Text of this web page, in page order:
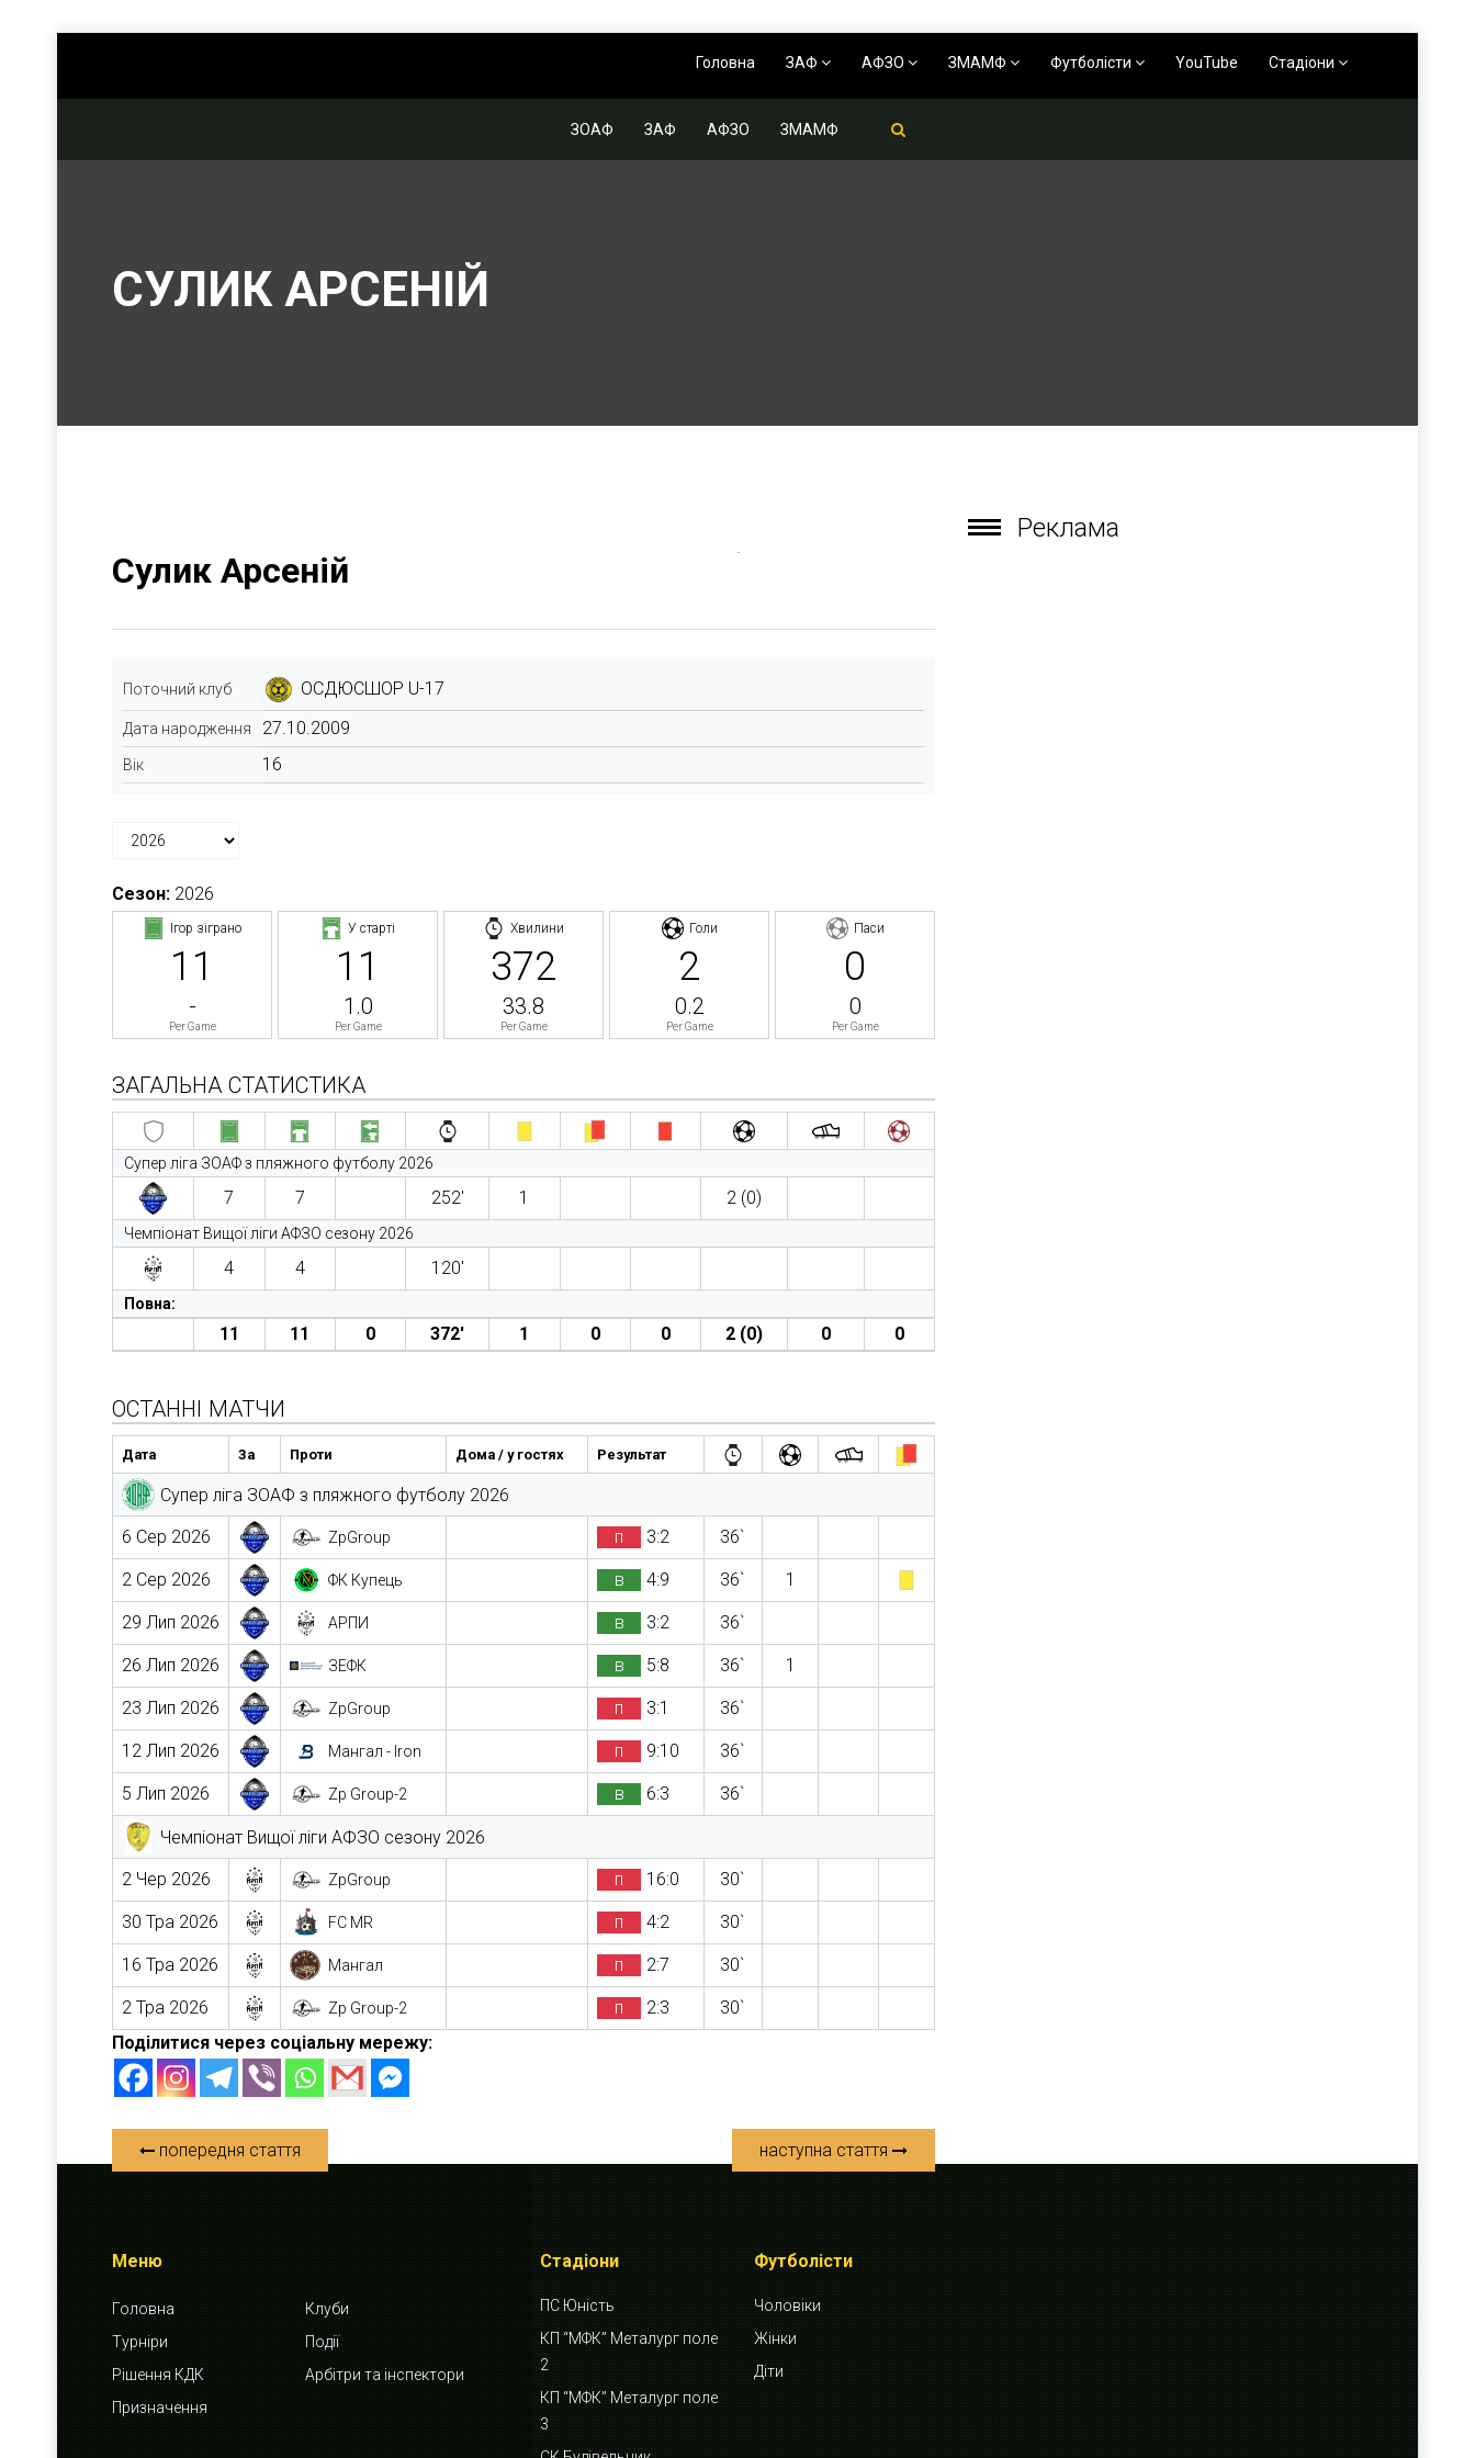
Головна ЗАФ АФЗО ЗМАМФ Футболісти YouTube Стадіони
ЗОАФ ЗАФ АФЗО ЗМАМФ
СУЛИК АРСЕНІЙ
Сулик Арсеній
Поточний клуб ОСДЮСШОР U-17
Дата народження 27.10.2009
Вік 16
Сезон: 2026
Ігор зіграно
11
-
Per Game
У старті
11
1.0
Per Game
Хвилини
372
33.8
Per Game
Голи
2
0.2
Per Game
Паси
0
0
Per Game
ЗАГАЛЬНА СТАТИСТИКА
Супер ліга ЗОАФ з пляжного футболу 2026
7 7 252′ 1 2 (0)
Чемпіонат Вищої ліги АФЗО сезону 2026
4 4 120′
Повна:
11 11 0 372′ 1 0 0 2 (0) 0 0
ОСТАННІ МАТЧИ
Дата За Проти Дома / у гостях Результат
Супер ліга ЗОАФ з пляжного футболу 2026
6 Сер 2026 ZpGroup п 3:2 36`
2 Сер 2026 ФК Купець в 4:9 36` 1
29 Лип 2026 АРПИ в 3:2 36`
26 Лип 2026 ЗЕФК в 5:8 36` 1
23 Лип 2026 ZpGroup п 3:1 36`
12 Лип 2026 Мангал - Iron п 9:10 36`
5 Лип 2026 Zp Group-2 в 6:3 36`
Чемпіонат Вищої ліги АФЗО сезону 2026
2 Чер 2026 ZpGroup п 16:0 30`
30 Тра 2026 FC MR п 4:2 30`
16 Тра 2026 Мангал п 2:7 30`
2 Тра 2026 Zp Group-2 п 2:3
30`
Поділитися через соціальну мережу:
попередня стаття наступна стаття
Реклама
Меню
Головна
Клуби
Турніри
Події
Рішення КДК
Арбітри та інспектори
Призначення
Стадіони
ПС Юність
КП “МФК” Металург поле
2
КП “МФК” Металург поле
3
Футболісти
Чоловіки
Жінки
Діти